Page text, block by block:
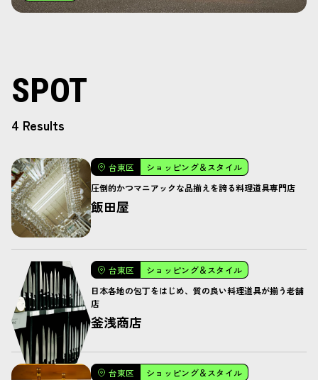
SPOT
4 Results
台東区
ショッピング＆スタイル
圧倒的かつマニアックな品揃えを誇る料理道具専門店
飯田屋
台東区
ショッピング＆スタイル
日本各地の包丁をはじめ、質の良い料理道具が揃う老舗
店
釜浅商店
台東区
ショッピング＆スタイル